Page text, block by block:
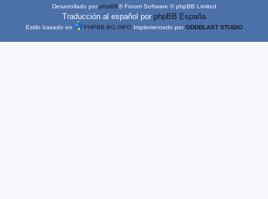
Desarrollado porphpBB® Forum Software © phpBB Limited
Traducción al español por phpBB España
Estilo basado en PHPBB-BG.INFOImplementado porODDBLAST STUDIO